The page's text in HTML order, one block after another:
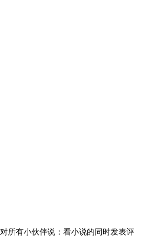
对所有小伙伴说： 看小说的同时发表评